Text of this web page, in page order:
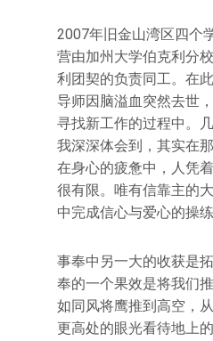
2007年旧金山湾区四个
营由加州大学伯克利分
利团契的负责同工。在
导师因脑溢血突然去世
寻找新工作的过程中。
我深深体会到，其实在
在身心的疲惫中，人凭
很有限。唯有信靠主的
中完成信心与爱心的操练
事奉中另一大的收获是
奉的一个果效是将我们
如同风将鹰推到高空，
更高处的眼光看待地上